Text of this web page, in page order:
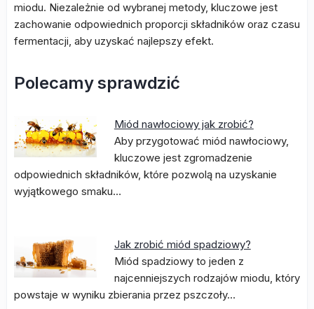
miodu. Niezależnie od wybranej metody, kluczowe jest
zachowanie odpowiednich proporcji składników oraz czasu
fermentacji, aby uzyskać najlepszy efekt.
Polecamy sprawdzić
Miód nawłociowy jak zrobić?
Aby przygotować miód nawłociowy,
kluczowe jest zgromadzenie
odpowiednich składników, które pozwolą na uzyskanie
wyjątkowego smaku…
Jak zrobić miód spadziowy?
Miód spadziowy to jeden z
najcenniejszych rodzajów miodu, który
powstaje w wyniku zbierania przez pszczoły…